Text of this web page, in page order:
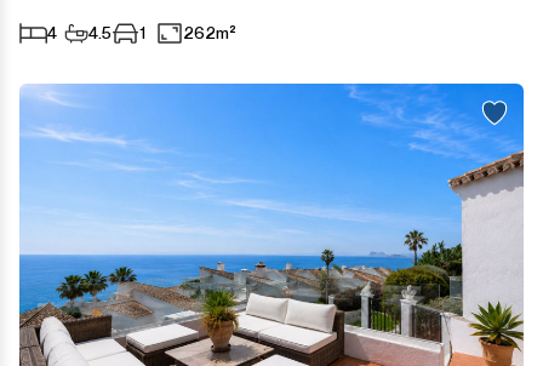
Torreguadiaro
Castellar de la Frontera
Jimena de la Frontera
Tarifa
4 4.5 1 262m²